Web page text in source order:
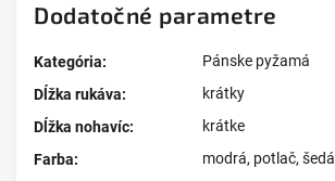
Dodatočné parametre
Kategória:
Pánske pyžamá
Dĺžka rukáva:
krátky
Dĺžka nohavíc:
krátke
Farba: modrá, potlač, šedá